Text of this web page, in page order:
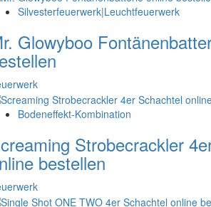
Silvesterfeuerwerk|Leuchtfeuerwerk
Glowyboo
Bodeneffekt-Kombination
Strobecrackler
bestellen